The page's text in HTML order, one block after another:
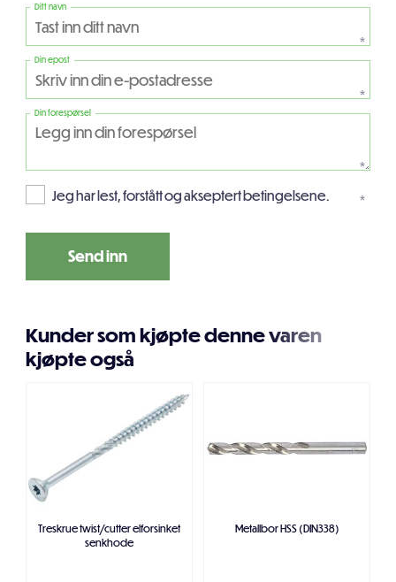
Ditt navn
*
Din epost
*
Din forespørsel
*
Jeg har lest, forstått og akseptert betingelsene. *
Kunder som kjøpte denne varen
kjøpte også
Treskrue twist/cutter elforsinket
senkhode
Metallbor HSS (DIN338)